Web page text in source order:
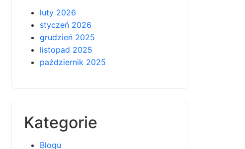
luty 2026
styczeń 2026
grudzień 2025
listopad 2025
październik 2025
Kategorie
Blogu